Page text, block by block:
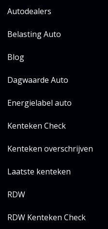
Autodealers
Belasting Auto
Blog
Dagwaarde Auto
Energielabel auto
Kenteken Check
Kenteken overschrijven
Laatste kenteken
RDW
RDW Kenteken Check